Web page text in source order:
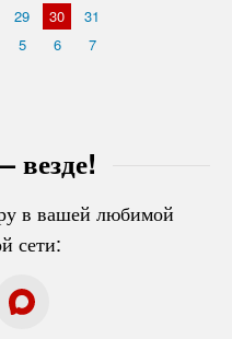
везде!
в вашей любимой
сети:
29 30
31
5 6 7